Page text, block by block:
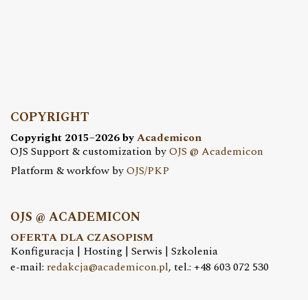
COPYRIGHT
Copyright 2015–2026 byAcademicon
OJS Support & customization byOJS @ Academicon
Platform & workfow byOJS/PKP
OJS @ ACADEMICON
OFERTA DLA CZASOPISM
Konfiguracja | Hosting | Serwis | Szkolenia
e-mail: redakcja@academicon.pl, tel.: +48 603 072 530